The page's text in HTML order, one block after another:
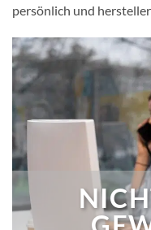
persönlich und